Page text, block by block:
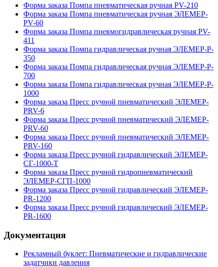
Форма заказа Помпа пневматическая ручная PV-210
Форма заказа Помпа пневматическая ручная ЭЛЕМЕР-
PV-60
Форма заказа Помпа пневмогидравлическая ручная PV-
411
Форма заказа Помпа гидравлическая ручная ЭЛЕМЕР-P-
350
Форма заказа Помпа гидравлическая ручная ЭЛЕМЕР-P-
700
Форма заказа Помпа гидравлическая ручная ЭЛЕМЕР-P-
1000
Форма заказа Пресс ручной пневматический ЭЛЕМЕР-
PRV-6
Форма заказа Пресс ручной пневматический ЭЛЕМЕР-
PRV-60
Форма заказа Пресс ручной пневматический ЭЛЕМЕР-
PRV-160
Форма заказа Пресс ручной гидравлический ЭЛЕМЕР-
СГ-1000-Т
Форма заказа Пресс ручной гидропневматический
ЭЛЕМЕР-СГП-1000
Форма заказа Пресс ручной гидравлический ЭЛЕМЕР-
PR-1200
Форма заказа Пресс ручной гидравлический ЭЛЕМЕР-
PR-1600
Документация
Рекламный буклет: Пневматические и гидравлические
задатчики давления